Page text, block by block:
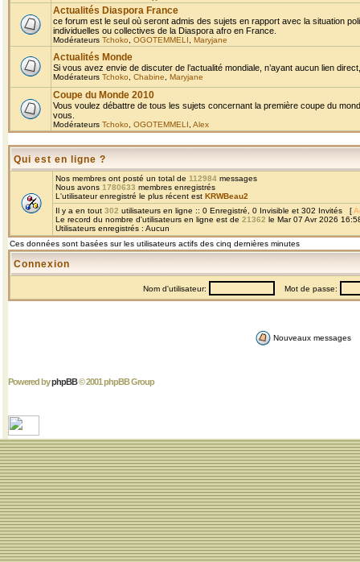
Actualités Diaspora France
ce forum est le seul où seront admis des sujets en rapport avec la situation
individuelles ou collectives de la Diaspora afro en France.
Modérateurs Tchoko OGOTEMMELI Maryjane
Actualités Monde
Si vous avez envie de discuter de l’actualité mondiale, n’ayant aucun lien
Modérateurs Tchoko Chabine Maryjane
Coupe du Monde 2010
Vous voulez débattre de tous les sujets concernant la première coupe du
vous.
Modérateurs Tchoko OGOTEMMELI Alex
Qui est en ligne ?
Nos membres ont posté un total de 112984 messages
Nous avons 1780633 membres enregistrés
L'utilisateur enregistré le plus récent est KRWBeau2
Il y a en tout 302 utilisateurs en ligne :: 0 Enregistré, 0 Invisible et 302 Invités [
Le record du nombre d'utilisateurs en ligne est de 21362 le Mar 07 Avr 2026
Utilisateurs enregistrés : Aucun
Ces données sont basées sur les utilisateurs actifs des cinq dernières minutes
Connexion
Nom d'utilisateur: Mot de passe:
Nouveaux messages
Powered byphpBB© 2001 phpBB Group